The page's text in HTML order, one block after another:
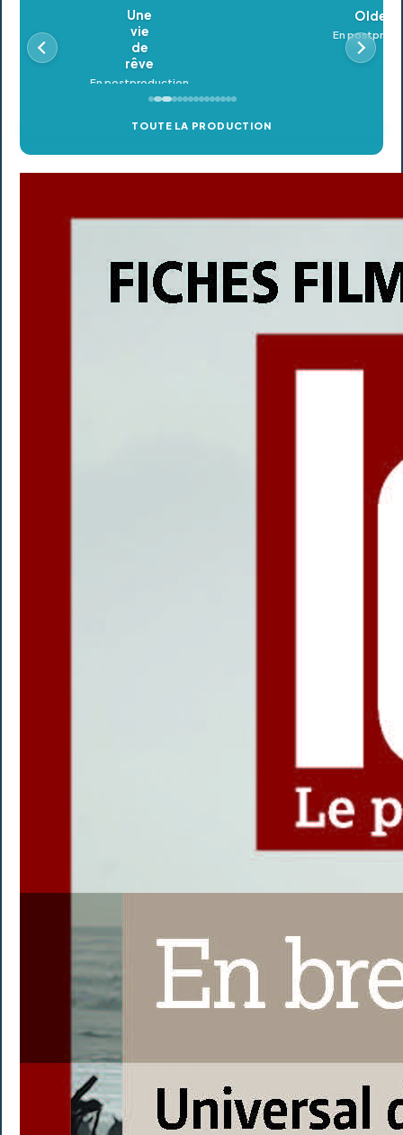
Oldeupe
En postproduction
TOUTE LA PRODUCTION